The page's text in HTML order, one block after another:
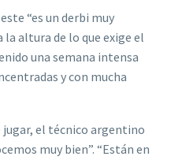
“es un derbi muy
altura de lo que exige el
una semana intensa
y con mucha
jugar, el técnico argentino
muy bien”. “Están en